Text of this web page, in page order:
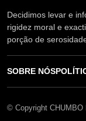
Decidimos levar e
rigidez moral e
porção de
SOBRE NÓS
© Copyright CHUMBO